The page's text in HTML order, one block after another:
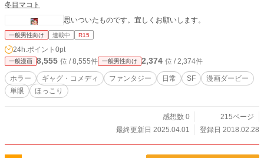
冬目マコト
思いついたものです。宜しくお願いします。
一般男性向け 連載中 R15
24h.ポイント 0pt
一般漫画 8,555 位 / 8,555件 一般男性向け 2,374 位 / 2,374件
ホラー ギャグ・コメディ ファンタジー 日常 SF
漫画ダービー
単眼
ほっこり
感想数 0
215ページ
最終更新日 2025.04.01
登録日 2018.02.28